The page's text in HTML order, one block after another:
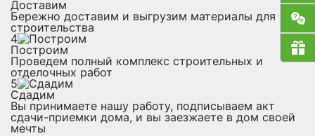
Доставим
Бережно доставим и выгрузим материалы для
строительства
4
Построим
Проведем полный комплекс строительных и
отделочных работ
5
Сдадим
Вы принимаете нашу работу, подписываем акт
сдачи-приемки дома, и вы заезжаете в дом своей
мечты